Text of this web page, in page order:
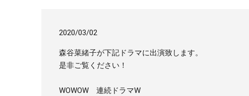
2020/03/02
森谷菜緒子が下記ドラマに出演致します。
是非ご覧ください！
WOWOW 連続ドラマW